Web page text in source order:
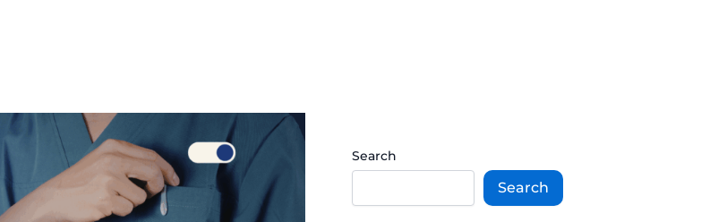
Search
Search